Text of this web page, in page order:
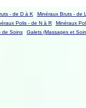
- de D à K
Minéraux Bruts - de
Polis - de N à R
Minéraux
de Soins
Galets (Massages et